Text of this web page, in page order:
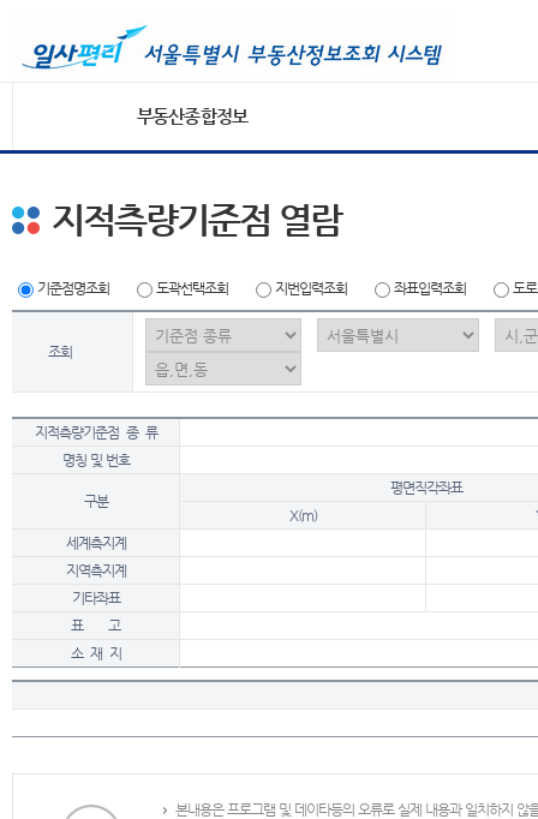
부동산종합정보
지적측량기준점 열람
기준점명조회 도곽선택조회 지번입력조회 좌표입력조회 도
조회
지적측량기준점 종 류
명칭 및 번호
구분
평면직각좌표
X(m)
세계측지계
지역측지계
기타좌표
표 고
소 재 지
본내용은 프로그램 및 데이타등의 오류로 실제 내용과 일치하지